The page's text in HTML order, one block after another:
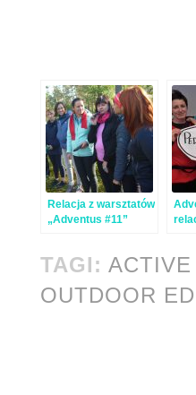
Relacja z warsztatów
„Adventus #11”
TAGI:
OUTDOOR